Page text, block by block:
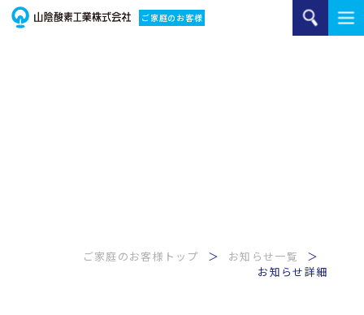
ご家庭のお客様
ご家庭のお客様トップ
お知らせ一覧
お知らせ詳細